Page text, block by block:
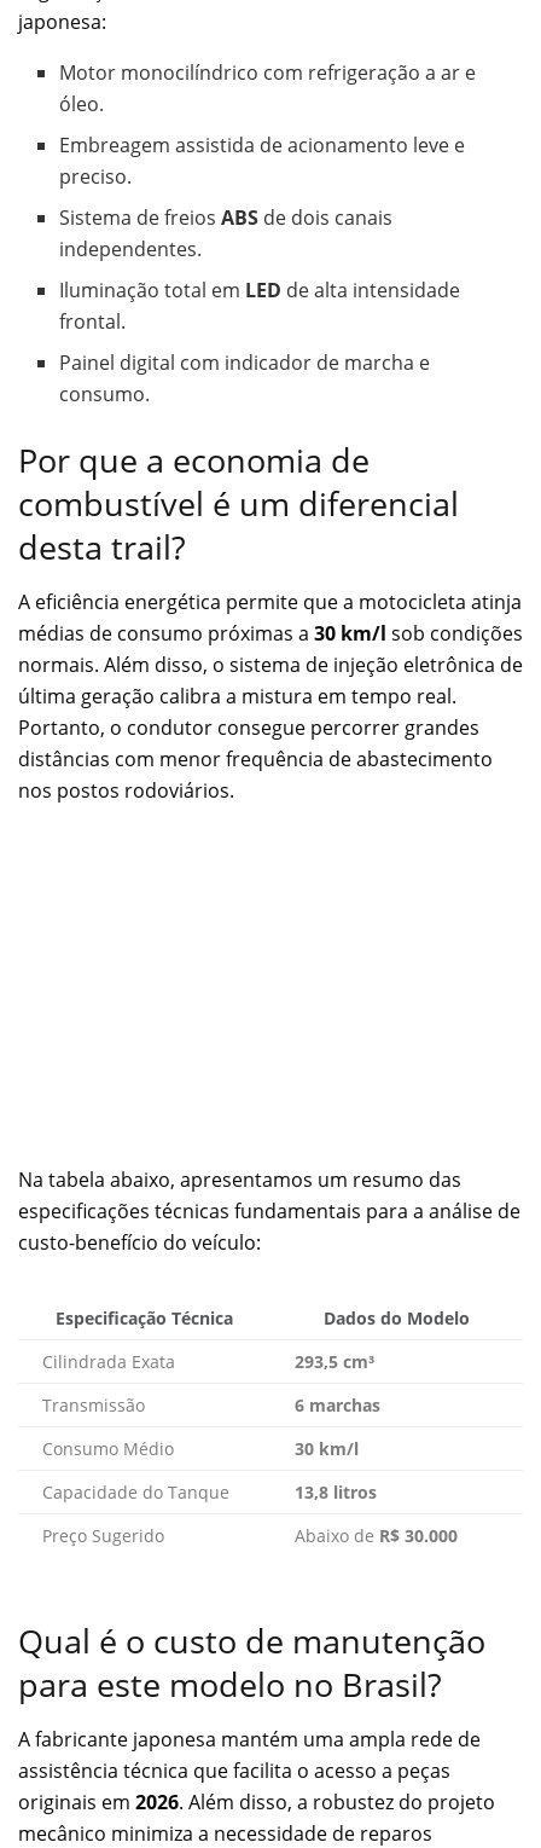
japonesa:
Motor monocilíndrico com refrigeração a ar e
óleo.
Embreagem assistida de acionamento leve e
preciso.
Sistema de freiosABS de dois canais
independentes.
Iluminação total em LED de alta intensidade
frontal.
Painel digital com indicador de marcha e
consumo.
Por que a economia de
combustível é um diferencial
desta trail?
A eficiência energética permite que a motocicleta atinja
médias de consumo próximas a 30 km/l sob condições
normais. Além disso, o sistema de injeção eletrônica de
última geração calibra a mistura em tempo real.
Portanto, o condutor consegue percorrer grandes
distâncias com menor frequência de abastecimento
nos postos rodoviários.
Na tabela abaixo, apresentamos um resumo das
especificações técnicas fundamentais para a análise de
custo-benefício do veículo:
Especificação Técnica
Dados do Modelo
Cilindrada Exata
293,5 cm³
Transmissão
6 marchas
Consumo Médio
30 km/l
Capacidade do Tanque
13,8 litros
Preço Sugerido
Abaixo de R$ 30.000
Qual é o custo de manutenção
para este modelo no Brasil?
A fabricante japonesa mantém uma ampla rede de
assistência técnica que facilita o acesso a peças
originais em 2026. Além disso, a robustez do projeto
mecânico minimiza a necessidade de reparos